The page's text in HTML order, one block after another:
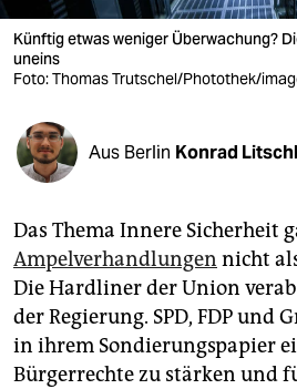
verlag
verlag
shop
fragen & hilfe
unterstützen
abo
genossenschaft
epaper login
Künftig etwas weniger Überwachung?
uneins
Foto: Thomas Trutschel/Photothek/
Aus Berlin Konrad
Das Thema Innere Sicherheit
Ampelverhandlungen nicht
Die Hardliner der Union
der Regierung. SPD, FDP und
in ihrem Sondierungspapier
Bürgerrechte zu stärken und